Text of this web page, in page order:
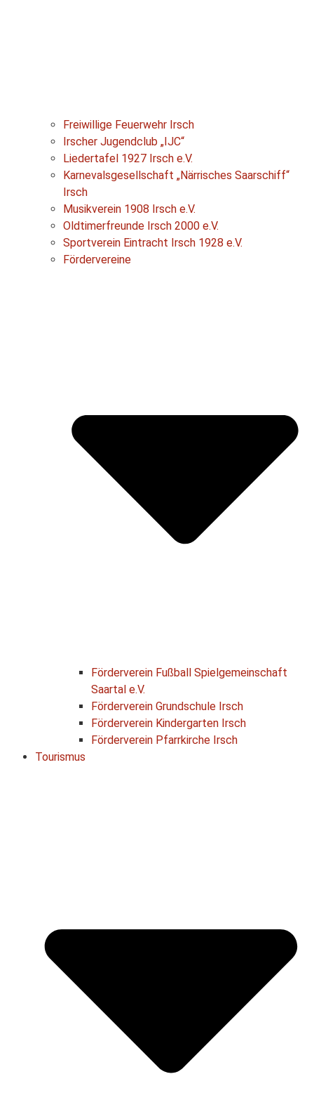
Freiwillige Feuerwehr Irsch
Irscher Jugendclub „IJC“
Liedertafel 1927 Irsch e.V.
Karnevalsgesellschaft „Närrisches Saarschiff“
Irsch
Musikverein 1908 Irsch e.V.
Oldtimerfreunde Irsch 2000 e.V.
Sportverein Eintracht Irsch 1928 e.V.
Fördervereine
Förderverein Fußball Spielgemeinschaft
Saartal e.V.
Förderverein Grundschule Irsch
Förderverein Kindergarten Irsch
Förderverein Pfarrkirche Irsch
Tourismus